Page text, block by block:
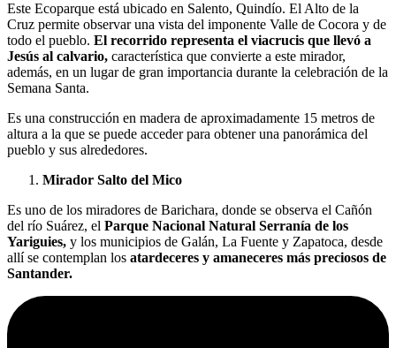
Este Ecoparque está ubicado en Salento, Quindío. El Alto de la
Cruz permite observar una vista del imponente Valle de Cocora y de
todo el pueblo. El recorrido representa el viacrucis que llevó a
Jesús al calvario, característica que convierte a este mirador,
además, en un lugar de gran importancia durante la celebración de la
Semana Santa.
Es una construcción en madera de aproximadamente 15 metros de
altura a la que se puede acceder para obtener una panorámica del
pueblo y sus alrededores.
Mirador Salto del Mico
Es uno de los miradores de Barichara, donde se observa el Cañón
del río Suárez, el Parque Nacional Natural Serranía de los
Yariguies, y los municipios de Galán, La Fuente y Zapatoca, desde
allí se contemplan los atardeceres y amaneceres más preciosos de
Santander.